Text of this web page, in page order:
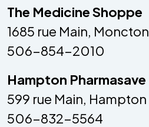
The Medicine Shoppe
1685 rue Main, Moncton
506-854-2010
Hampton Pharmasave
599 rue Main, Hampton
506-832-5564